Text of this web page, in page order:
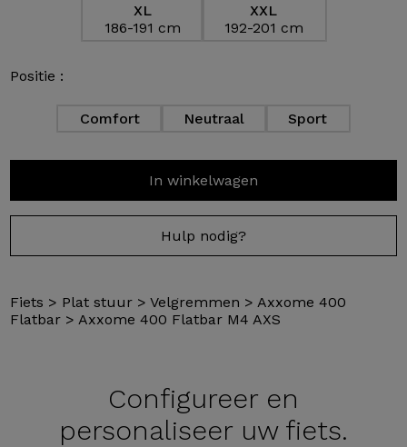
XL
186-191 cm
XXL
192-201 cm
Positie :
Comfort Neutraal Sport
In winkelwagen
Hulp nodig?
Fiets > Plat stuur >Velgremmen > Axxome 400
Flatbar > Axxome 400 Flatbar M4 AXS
Configureer en
personaliseer uw fiets.